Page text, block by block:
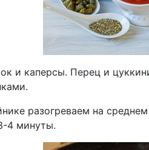
и каперсы. Перец и
разогреваем на
4 минуты.